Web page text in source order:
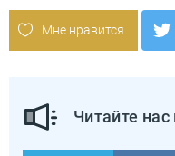
Мне нравится
Читайте